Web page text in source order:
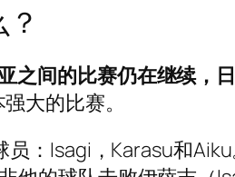
之间的比赛仍在继续，
大的比赛。
：Isagi，Karasu和